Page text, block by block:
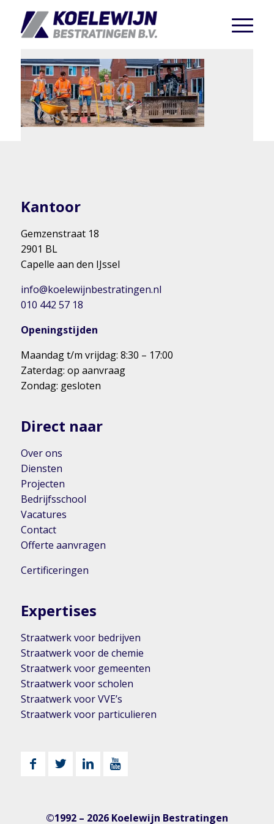
Kantoor
Gemzenstraat 18
2901 BL
Capelle aan den IJssel
info@koelewijnbestratingen.nl
010 442 57 18
Openingstijden
Maandag t/m vrijdag: 8:30 – 17:00
Zaterdag: op aanvraag
Zondag: gesloten
Direct naar
Over ons
Diensten
Projecten
Bedrijfsschool
Vacatures
Contact
Offerte aanvragen
Certificeringen
Expertises
Straatwerk voor bedrijven
Straatwerk voor de chemie
Straatwerk voor gemeenten
Straatwerk voor scholen
Straatwerk voor VVE’s
Straatwerk voor particulieren
©1992 – 2026 Koelewijn Bestratingen